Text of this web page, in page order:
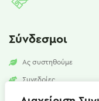
Σύνδεσμοι
Ας συστηθούμε
Συνεδρίες
Υπηρεσίες